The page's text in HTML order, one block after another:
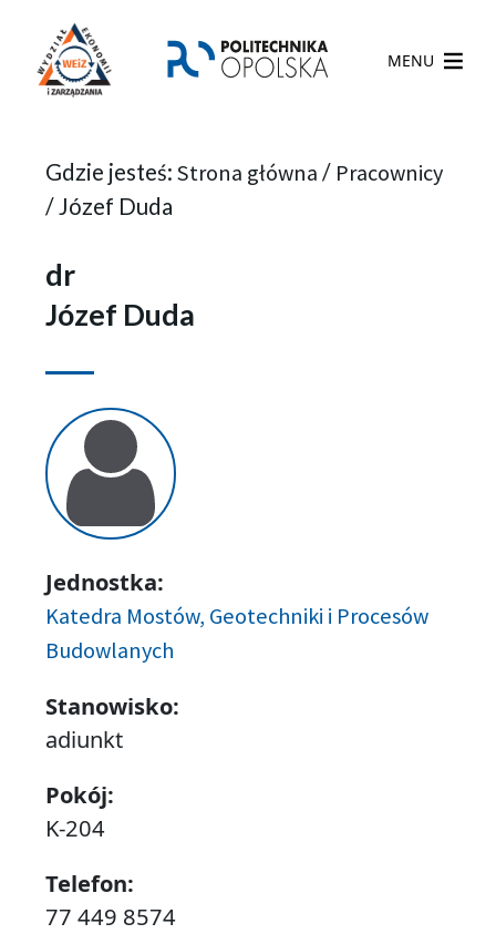
MENU
Gdzie jesteś: Strona główna / Pracownicy
/ Józef Duda
dr
Józef Duda
Jednostka:
Katedra Mostów, Geotechniki i Procesów
Budowlanych
Stanowisko:
adiunkt
Pokój:
K-204
Telefon:
77 449 8574